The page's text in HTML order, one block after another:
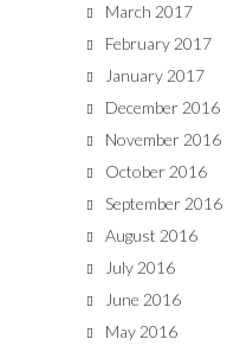
March 2017
February 2017
January 2017
December 2016
November 2016
October 2016
September 2016
August 2016
July 2016
June 2016
May 2016